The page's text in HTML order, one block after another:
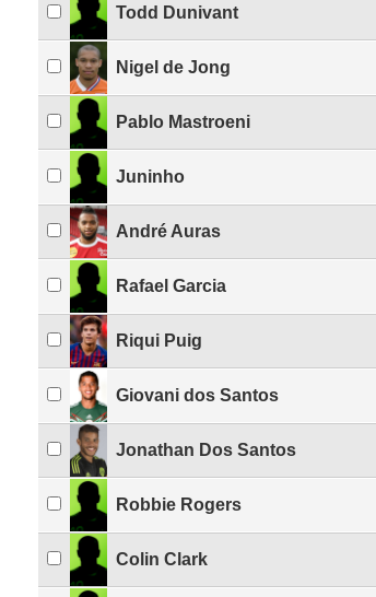
Todd Dunivant
Nigel de Jong
Pablo Mastroeni
Juninho
André Auras
Rafael Garcia
Riqui Puig
Giovani dos Santos
Jonathan Dos Santos
Robbie Rogers
Colin Clark